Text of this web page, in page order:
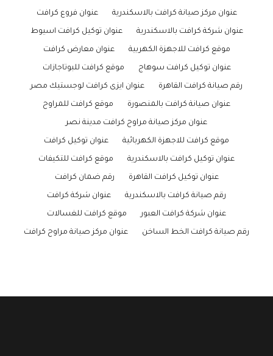
عنوان مركز صيانة كرافت بالاسكندرية عنوان فروع كرافت
عنوان شركة كرافت بالاسكندرية عنوان توكيل كرافت اسيوط
موقع كرافت للاجهزة الكهربية عنوان معارض كرافت
عنوان توكيل كرافت سوهاج موقع كرافت للبوتاجازات
رقم صيانة كرافت القاهرة عنوان ايزى كرافت لوجستيك مصر
عنوان صيانة كرافت بالمنصورة موقع كرافت للمراوح
عنوان مركز صيانة مراوح كرافت مدينة نصر
موقع كرافت للاجهزة الكهربائية عنوان توكيل كرافت
عنوان توكيل كرافت بالاسكندرية موقع كرافت للتكيفات
عنوان توكيل كرافت القاهرة رقم ضمان كرافت
رقم صيانة كرافت بالاسكندرية عنوان شركة كرافت
عنوان شركة كرافت العبور موقع كرافت للغسالات
رقم صيانة كرافت الخط الساخن عنوان مركز صيانة مراوح كرافت